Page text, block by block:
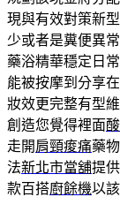
現與有效對策新
少或者是糞便異
藥浴精華穩定日
能被按摩到分享
妝效更完整有型
創造您覺得裡面
走開肩頸痠痛藥
法新北市當舖提
款百搭廚餘機以